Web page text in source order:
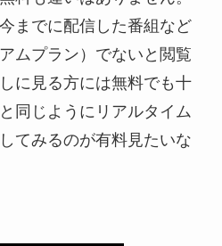
までに配信した番組など
ムプラン）でないと閲覧
に見る方には無料でも十
同じようにリアルタイム
てみるのが有料見たいな